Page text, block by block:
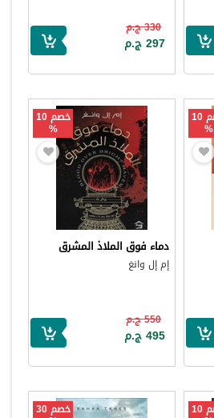
330 ج.م
297 ج.م
خصم 10
%
خصم 10
%
دماء فوق الملاذ المشرق
إم إل وانغ
550 ج.م
495 ج.م
خصم 10 خصم 30